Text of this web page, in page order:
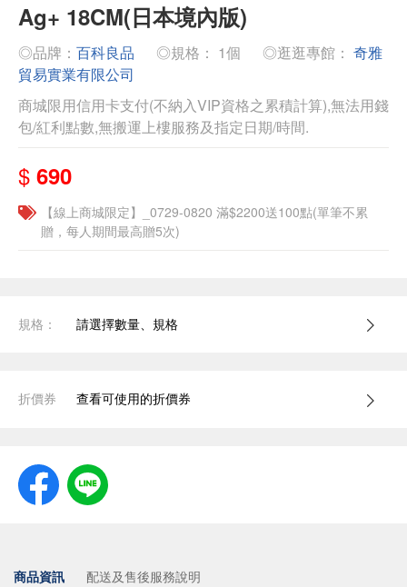
Ag+ 18CM(日本境內版)
◎品牌： 百科良品 ◎規格： 1個 ◎逛逛專館： 奇雅
貿易實業有限公司
商城限用信用卡支付(不納入VIP資格之累積計算),無法用錢
包/紅利點數,無搬運上樓服務及指定日期/時間.
$ 690
【線上商城限定】_0729-0820 滿$2200送100點(單筆不累
贈，每人期間最高贈5次)
規格： 請選擇數量、規格
折價券 查看可使用的折價券
商品資訊 配送及售後服務說明